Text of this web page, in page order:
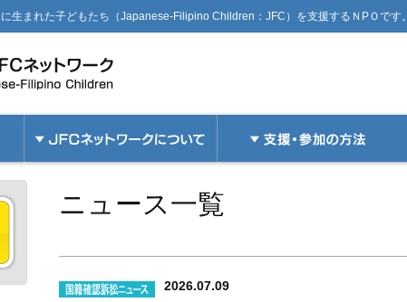
生まれた子どもたち（Japanese-Filipino Children：JFC）を支援するＮPＯです。
ニュース一覧
2026.07.09